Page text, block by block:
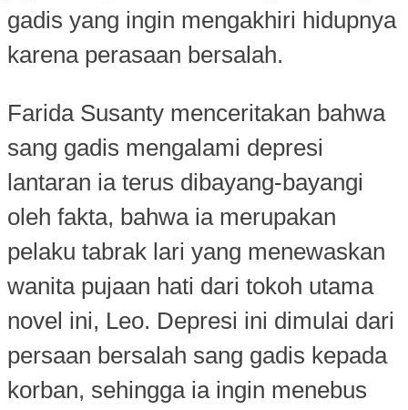
gadis yang ingin mengakhiri hidupnya
karena perasaan bersalah.
Farida Susanty menceritakan bahwa
sang gadis mengalami depresi
lantaran ia terus dibayang-bayangi
oleh fakta, bahwa ia merupakan
pelaku tabrak lari yang menewaskan
wanita pujaan hati dari tokoh utama
novel ini, Leo. Depresi ini dimulai dari
persaan bersalah sang gadis kepada
korban, sehingga ia ingin menebus